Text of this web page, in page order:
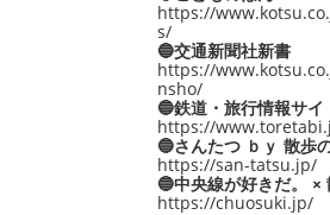
https://
s/
🔵交通新聞社新書
https://
nsho/
🔵鉄道・旅行情報サイ
https://
🔵さんたつ ｂｙ 散歩
https://san-tatsu.jp/
🔵中央線が好きだ。 ×
https://chuosuki.jp/